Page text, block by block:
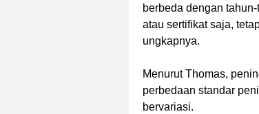
berbeda dengan
atau sertifikat saja,
ungkapnya.
Menurut Thomas,
perbedaan standar
bervariasi.